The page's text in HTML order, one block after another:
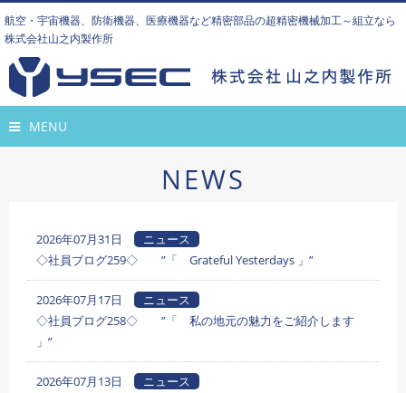
航空・宇宙機器、防衛機器、医療機器など精密部品の超精密機械加工～組立なら
株式会社山之内製作所
MENU
NEWS
2026年07月31日
ニュース
◇社員ブログ259◇ ”「 Grateful Yesterdays 」”
2026年07月17日
ニュース
◇社員ブログ258◇ ”「 私の地元の魅力をご紹介します
」”
2026年07月13日
ニュース